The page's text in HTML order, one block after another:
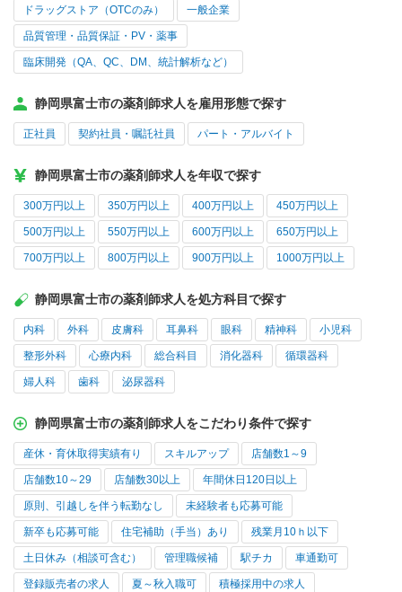
ドラッグストア（OTCのみ） 一般企業
品質管理・品質保証・PV・薬事
臨床開発（QA、QC、DM、統計解析など）
静岡県富士市の薬剤師求人を雇用形態で探す
正社員 契約社員・嘱託社員 パート・アルバイト
静岡県富士市の薬剤師求人を年収で探す
300万円以上 350万円以上 400万円以上 450万円以上
500万円以上 550万円以上 600万円以上 650万円以上
700万円以上 800万円以上 900万円以上 1000万円以上
静岡県富士市の薬剤師求人を処方科目で探す
内科 外科 皮膚科 耳鼻科 眼科 精神科 小児科
整形外科 心療内科 総合科目 消化器科 循環器科
婦人科 歯科 泌尿器科
静岡県富士市の薬剤師求人をこだわり条件で探す
産休・育休取得実績有り スキルアップ 店舗数1～9
店舗数10～29 店舗数30以上 年間休日120日以上
原則、引越しを伴う転勤なし 未経験者も応募可能
新卒も応募可能 住宅補助（手当）あり 残業月10ｈ以下
土日休み（相談可含む） 管理職候補 駅チカ 車通勤可
登録販売者の求人 夏～秋入職可 積極採用中の求人